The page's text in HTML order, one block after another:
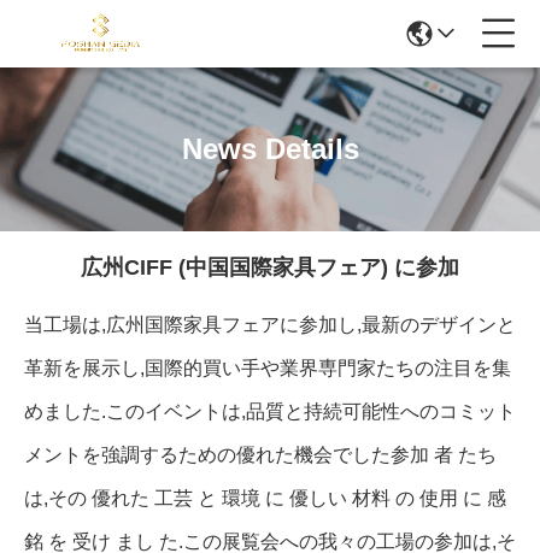
News Details
広州CIFF (中国国際家具フェア) に参加
当工場は,広州国際家具フェアに参加し,最新のデザインと
革新を展示し,国際的買い手や業界専門家たちの注目を集
めました.このイベントは,品質と持続可能性へのコミット
メントを強調するための優れた機会でした参加 者 たち
は,その 優れた 工芸 と 環境 に 優しい 材料 の 使用 に 感
銘 を 受け まし た.この展覧会への我々の工場の参加は,そ